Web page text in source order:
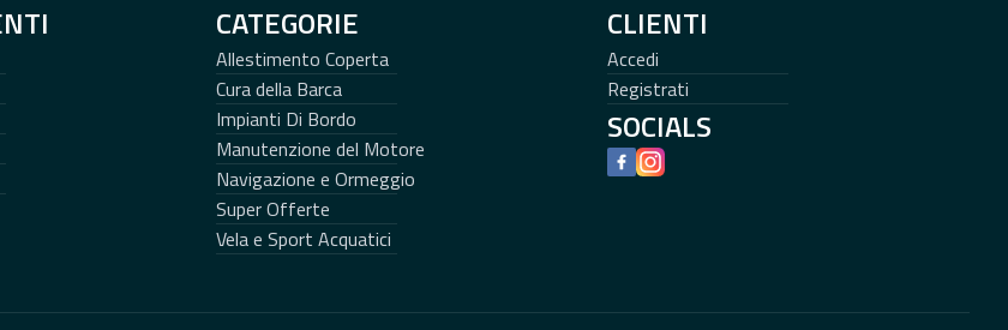
CATEGORIE
Allestimento Coperta
Cura della Barca
Impianti Di Bordo
Manutenzione del Motore
Navigazione e Ormeggio
Super Offerte
Vela e Sport Acquatici
CLIENTI
Accedi
Registrati
SOCIALS
Facebook
Instagram